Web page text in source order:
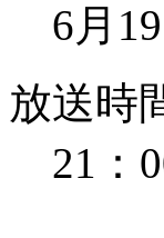
6月
放送時
21：